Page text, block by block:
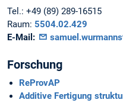
Tel.: +49 (89) 289-16515
Raum: 5504.02.429
E-Mail:
Forschung
ReProvAP
Additive Fertigung